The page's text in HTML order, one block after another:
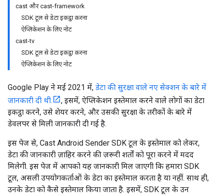
cast और cast-framework
SDK टूल से डेटा इकट्ठा करना
ऐप्लिकेशन के लिए नोट
cast-tv
SDK टूल से डेटा इकट्ठा करना
ऐप्लिकेशन के लिए नोट
Google Play ने मई 2021 में, डेटा की सुरक्षा वाले नए सेक्शन के बारे में
जानकारी दी थी.
, इसमें, ऐप्लिकेशन इस्तेमाल करने वाले लोगों का डेटा
इकट्ठा करने, उसे शेयर करने, और उसकी सुरक्षा के तरीकों के बारे में
डेवलपर से मिली जानकारी दी गई है.
इस पेज से, Cast Android Sender SDK टूल के इस्तेमाल को लेकर,
डेटा की जानकारी ज़ाहिर करने की ज़रूरी शर्तों को पूरा करने में मदद
मिलेगी. इस पेज में आपको यह जानकारी मिल जाएगी कि हमारा SDK
टूल, असली उपयोगकर्ताओं के डेटा का इस्तेमाल करता है या नहीं. साथ ही,
उनके डेटा को कैसे इस्तेमाल किया जाता है. इसमें, SDK टूल के उन